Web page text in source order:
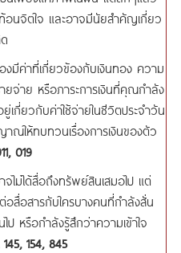
อนจิตใจ และอาจมีนัยสำคัญเกี่ยว
มีค่าที่เกี่ยวข้องกับเงินทอง ความ
จ่าย หรือภาระการเงินที่คุณกำลัง
กี่ยวกับค่าใช้จ่ายในชีวิตประจำวัน
ให้ทบทวนเรื่องการเงินของตัว
019
ไม่ได้สื่อถึงทรัพย์สินเสมอไป แต่
สื่อสารกับใครบางคนที่กำลังสั่น
หรือกำลังรู้สึกว่าความเข้าใจ
154, 845